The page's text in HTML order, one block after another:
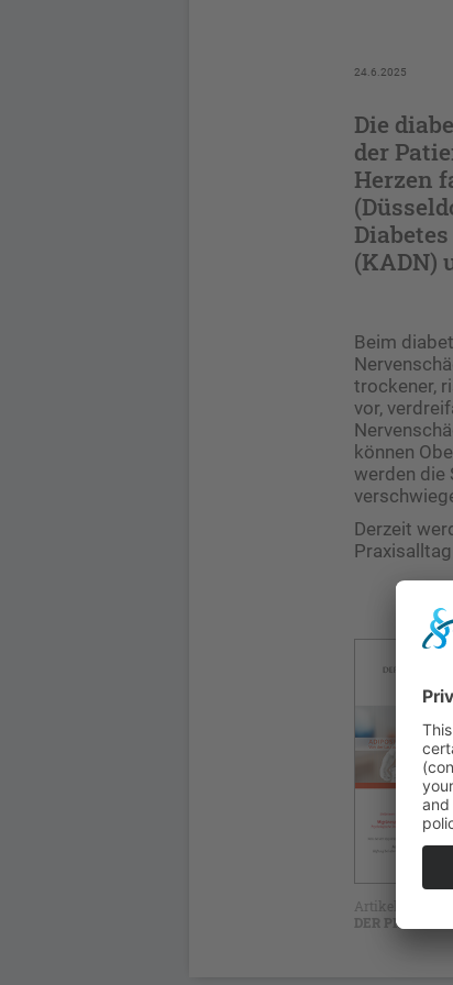
24.6.2025
Die
der
Herzen
(KADN)
Beim
trockener,
vor,
können
werden die
Derzeit
Artikel
DER